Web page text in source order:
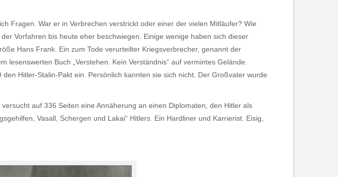
Fragen. War er in Verbrechen verstrickt oder einer der vielen Mitläufer? Wie
Vorfahren bis heute eher beschwiegen. Einige wenige haben sich dieser
Hans Frank. Ein zum Tode verurteilter Kriegsverbrecher, genannt der
lesenswerten Buch „Verstehen. Kein Verständnis“ auf vermintes Gelände.
Hitler-Stalin-Pakt ein. Persönlich kannten sie sich nicht. Der Großvater wurde
auf 336 Seiten eine Annäherung an einen Diplomaten, den Hitler als
Vasall, Schergen und Lakai“ Hitlers. Ein Hardliner und Karrierist. Eisig,